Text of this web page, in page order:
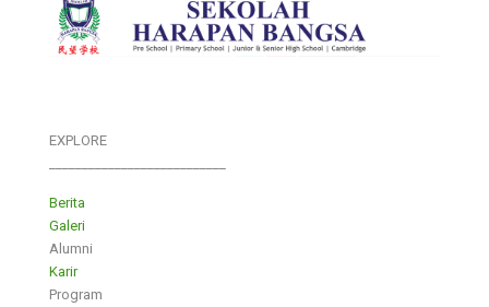
EXPLORE
Berita
Galeri
Alumni
Karir
Program